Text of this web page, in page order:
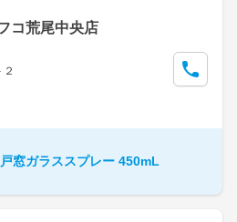
コ荒尾中央店
窓ガラススプレー 450mL